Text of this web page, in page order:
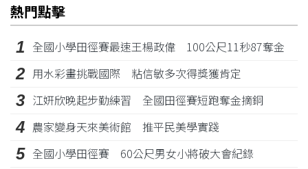
熱門點擊
1 全國小學田徑賽最速王楊政偉 100公尺11秒87奪金
2 用水彩畫挑戰國際 粘信敏多次得獎獲肯定
3 江姸欣晚起步勤練習 全國田徑賽短跑奪金摘銅
4 農家變身天來美術館 推平民美學實踐
5 全國小學田徑賽 60公尺男女小將破大會紀錄